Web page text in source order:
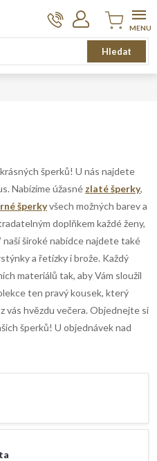
Hledat
Nákupní
košík
šperků! U nás najdete
Nabízíme úžasné zlaté šperky,
šperkyvšech možných barev a
doplňkem každé ženy,
široké nabídce najdete také
a řetízky i brože. Každý
materiálů tak, aby Vám sloužil
ten pravý kousek, který
vás hvězdu večera. Objednejte si
šperků! U objednávek nad